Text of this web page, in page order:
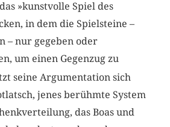
»kunstvolle Spiel des
in dem die Spielsteine –
– nur gegeben oder
um einen Gegenzug zu
seine Argumentation sich
jenes berühmte System
das Boas und